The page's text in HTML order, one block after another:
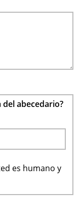
abecedario?
es humano y